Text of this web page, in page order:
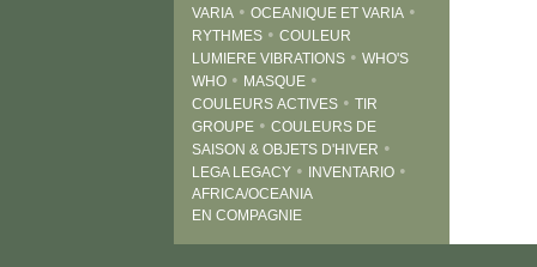
VARIA • OCEANIQUE ET VARIA •
RYTHMES • COULEUR
LUMIERE VIBRATIONS • WHO'S
WHO • MASQUE •
COULEURS ACTIVES • TIR
GROUPE • COULEURS DE
SAISON & OBJETS D'HIVER •
LEGA LEGACY • INVENTARIO •
AFRICA/OCEANIA
EN COMPAGNIE